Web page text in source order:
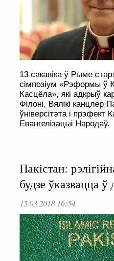
13 сакавіка ў Рыме
сімпозіум «Рэформы ў
Касцёла», які адкрыў
Філоні, Вялікі канцлер
ўніверсітэта і прэфект
Евангелізацыі Народаў.
Пакістан:
будзе ўказвацца ў
15.03.2018 16:54